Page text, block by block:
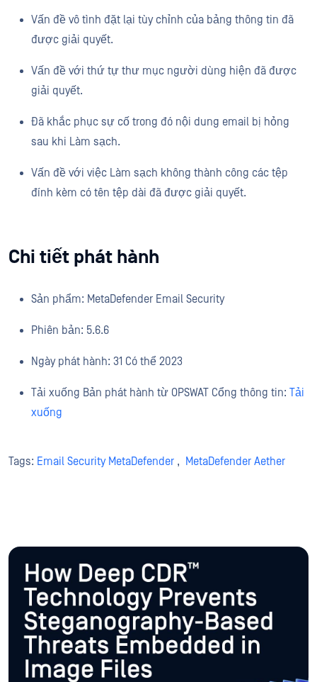
Vấn đề vô tình đặt lại tùy chỉnh của bảng thông tin đã
được giải quyết.
Vấn đề với thứ tự thư mục người dùng hiện đã được
giải quyết.
Đã khắc phục sự cố trong đó nội dung email bị hỏng
sau khi Làm sạch.
Vấn đề với việc Làm sạch không thành công các tệp
đính kèm có tên tệp dài đã được giải quyết.
Chi tiết phát hành
Sản phẩm: MetaDefender Email Security
Phiên bản: 5.6.6
Ngày phát hành: 31 Có thể 2023
Tải xuống Bản phát hành từ OPSWAT Cổng thông tin: Tải
xuống
Tags: Email Security MetaDefender , MetaDefender Aether